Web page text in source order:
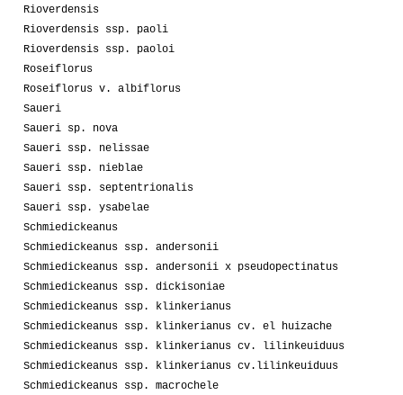
Rioverdensis
Rioverdensis ssp. paoli
Rioverdensis ssp. paoloi
Roseiflorus
Roseiflorus v. albiflorus
Saueri
Saueri sp. nova
Saueri ssp. nelissae
Saueri ssp. nieblae
Saueri ssp. septentrionalis
Saueri ssp. ysabelae
Schmiedickeanus
Schmiedickeanus ssp. andersonii
Schmiedickeanus ssp. andersonii x pseudopectinatus
Schmiedickeanus ssp. dickisoniae
Schmiedickeanus ssp. klinkerianus
Schmiedickeanus ssp. klinkerianus cv. el huizache
Schmiedickeanus ssp. klinkerianus cv. lilinkeuiduus
Schmiedickeanus ssp. klinkerianus cv.lilinkeuiduus
Schmiedickeanus ssp. macrochele